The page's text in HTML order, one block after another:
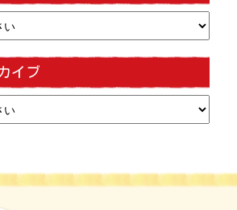
イブ